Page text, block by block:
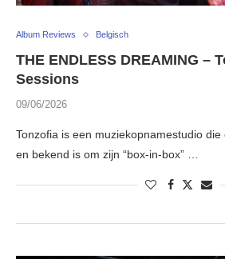
Album Reviews Belgisch
THE ENDLESS DREAMING –
Sessions
09/06/2026
Tonzofia is een muziekopnamestudio
en bekend is om zijn “box-in-box” …